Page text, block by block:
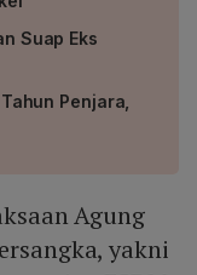
Suap Eks
Penjara,
Agung
yakni